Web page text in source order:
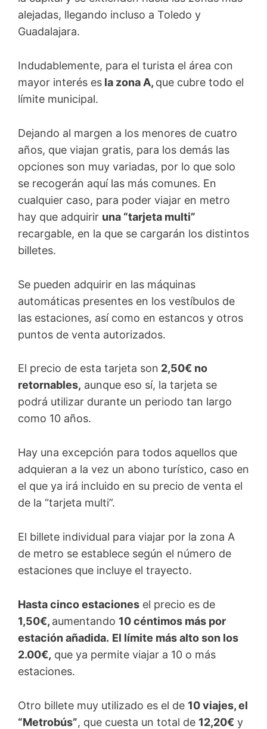
alejadas, llegando incluso a Toledo y
Guadalajara.
Indudablemente, para el turista el área con
mayor interés es la zona A, que cubre todo el
límite municipal.
Dejando al margen a los menores de cuatro
años, que viajan gratis, para los demás las
opciones son muy variadas, por lo que solo
se recogerán aquí las más comunes. En
cualquier caso, para poder viajar en metro
hay que adquirir una “tarjeta multi”
recargable, en la que se cargarán los distintos
billetes.
Se pueden adquirir en las máquinas
automáticas presentes en los vestíbulos de
las estaciones, así como en estancos y otros
puntos de venta autorizados.
El precio de esta tarjeta son 2,50€ no
retornables, aunque eso sí, la tarjeta se
podrá utilizar durante un periodo tan largo
como 10 años.
Hay una excepción para todos aquellos que
adquieran a la vez un abono turístico, caso en
el que ya irá incluido en su precio de venta el
de la “tarjeta multi”.
El billete individual para viajar por la zona A
de metro se establece según el número de
estaciones que incluye el trayecto.
Hasta cinco estaciones el precio es de
1,50€, aumentando 10 céntimos más por
estación añadida. El límite más alto son los
2.00€, que ya permite viajar a 10 o más
estaciones.
Otro billete muy utilizado es el de 10 viajes, el
“Metrobús”, que cuesta un total de 12,20€ y